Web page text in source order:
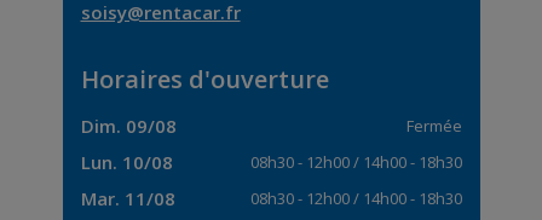
soisy@rentacar.fr
Horaires d'ouverture
Dim. 09/08 Fermée
Lun. 10/08 08h30- 12h00/ 14h00- 18h30
Mar. 11/08 08h30- 12h00/ 14h00- 18h30